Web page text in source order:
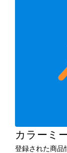
カラーミ
登録された商品